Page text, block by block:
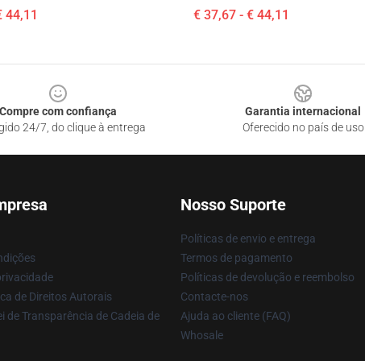
44,11 € 37,67 - € 44,11
Compre com confiança
24/7, do clique à entrega
Garantia internacional
Oferecido no país de uso
de Direitos Autorais
de Transparência de Cadeia de
Nosso Suporte
Políticas de envio e entrega
Termos de pagamento
Políticas de devolução e reembolso
Contacte-nos
Ajuda ao cliente (FAQ)
Whosale